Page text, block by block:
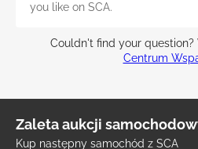
you like on SCA.
Couldn't find your question?
Centrum
Zaleta aukcji
Kup następny samochód z SCA